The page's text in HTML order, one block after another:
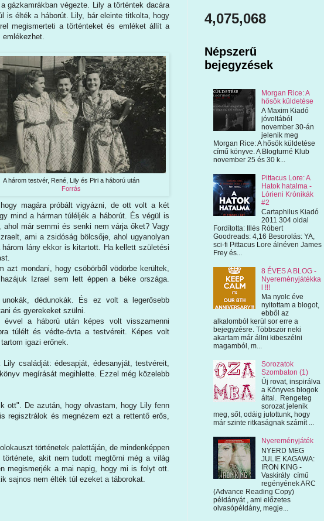
gázkamrákban végezte. Lily a történtek dacára
is élték a háborút. Lily, bár eleinte titkolta, hogy
megismerteti a történteket és emléket állít a
emlékezhet.
A három testvér, René, Lily és Piri a háború után
Forrás
magára próbált vigyázni, de ott volt a két
mind a hárman túléljék a háborút. És végül is
már semmi és senki nem várja őket? Vagy
ami a zsidóság bölcsője, ahol ugyanolyan
lány ekkor is kitartott. Ha kellett születési
azt mondani, hogy csöbörből vödörbe kerültek,
Izrael sem lett éppen a béke országa.
dédunokák. És ez volt a legerősebb
és gyerekeket szülni.
a háború után képes volt visszamenni
túlélt és védte-óvta a testvéreit. Képes volt
igazi erőnek.
családját: édesapját, édesanyját, testvéreit,
megírását megihlette. Ezzel még közelebb
ott". De azután, hogy olvastam, hogy Lily fenn
regisztrálok és megnézem ezt a rettentő erős,
történetek palettáján, de mindenképpen
akit nem tudott megtörni még a világ
megismerjék a mai napig, hogy mi is folyt ott.
sajnos nem élték túl ezeket a táborokat.
4,075,068
Népszerű
bejegyzések
Morgan Rice: A
hősök küldetése
A Maxim Kiadó
jóvoltából
november 30-án
jelenik meg
Morgan Rice: A hősök küldetése
című könyve. A Blogturné Klub
november 25 és 30 k...
Pittacus Lore: A
Hatok hatalma -
Lórieni Krónikák
#2
Cartaphilus Kiadó
2011 304 oldal
Fordította: Illés Róbert
Goodreads: 4,16 Besorolás: YA,
sci-fi Pittacus Lore álnéven James
Frey és...
8 ÉVES A BLOG -
Nyereményjátékka
l !!!
Ma nyolc éve
nyitottam a blogot,
ebből az
alkalomból kerül sor erre a
bejegyzésre. Többször neki
akartam már állni kibeszélni
magamból, m...
Sorozatok
Szombaton (1)
Új rovat, inspirálva
a Könyves blogok
által. Rengeteg
sorozat jelenik
meg, sőt, odáig jutottunk, hogy
már szinte ritkaságnak számít ...
Nyereményjáték
NYERD MEG
JULIE KAGAWA:
IRON KING -
Vaskirály című
regényének ARC
(Advance Reading Copy)
példányát , ami előzetes
olvasópéldány, megje...